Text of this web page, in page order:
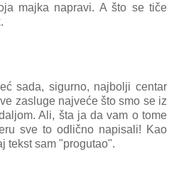
majka napravi. A što se tiče
sada, sigurno, najbolji centar
zasluge najveće što smo se iz
Ali, šta ja da vam o tome
sve to odlično napisali! Kao
tekst sam "progutao".